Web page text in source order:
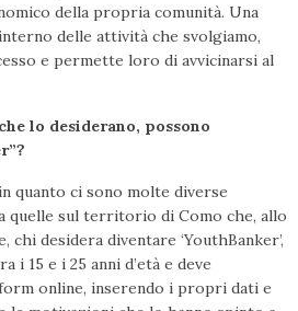
della propria comunità. Una
delle attività che svolgiamo,
e permette loro di avvicinarsi al
lo desiderano, possono
quanto ci sono molte diverse
a quelle sul territorio di Como che, allo
chi desidera diventare ‘YouthBanker’,
i 15 e i 25 anni d’età e deve
online, inserendo i propri dati e